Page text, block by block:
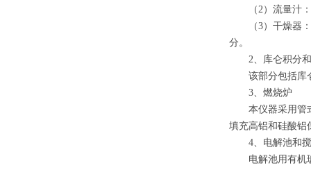
（2）流量汁：
（3）干燥器：
分。
2、库仑积分和
该部分包括库仑
3、燃烧炉
本仪器采用管式
填充高铝和硅酸铝
4、电解池和搅
电解池用有机玻